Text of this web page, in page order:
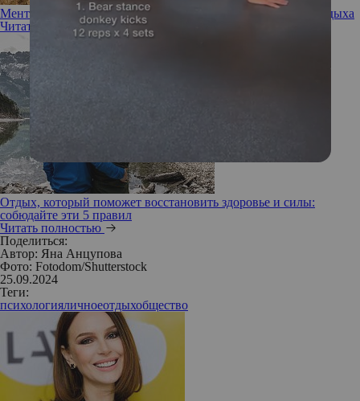
Ментальная перезагрузка: 5 лучших мест для душевного отдыха
Читать полностью
Отдых, который поможет восстановить здоровье и силы:
собюдайте эти 5 правил
Читать полностью
Поделиться:
Автор: Яна Анцупова
Фото: Fotodom/Shutterstock
25.09.2024
Теги:
психологияличноеотдыхобщество